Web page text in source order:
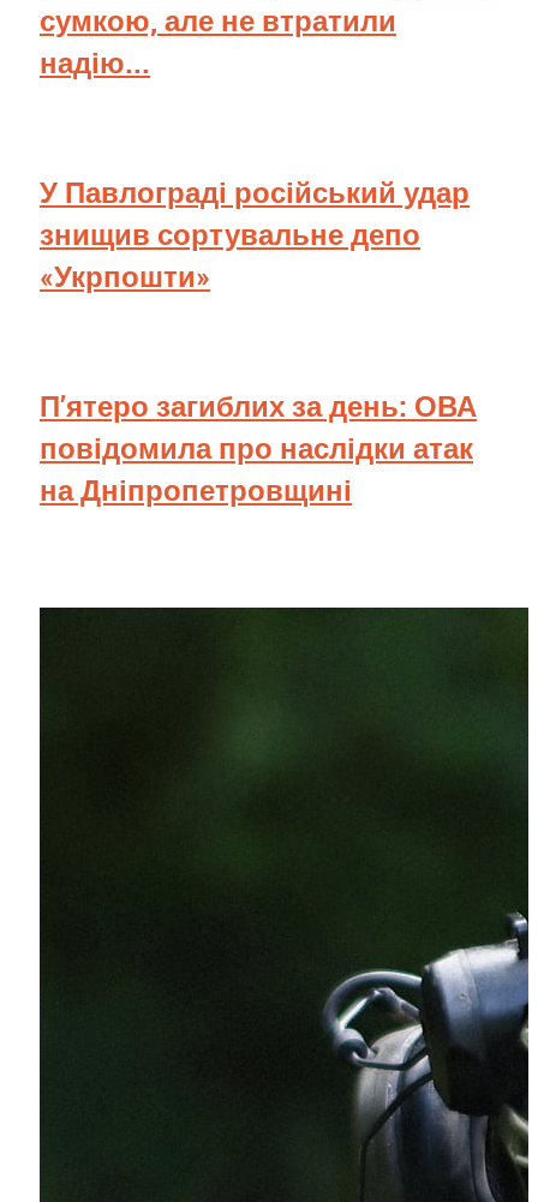
сумкою, але не втратили
надію...
У Павлограді російський удар
знищив сортувальне депо
«Укрпошти»
П’ятеро загиблих за день: ОВА
повідомила про наслідки атак
на Дніпропетровщині